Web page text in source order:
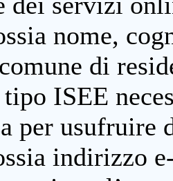
nome,
di
ISEE
per
indirizzo